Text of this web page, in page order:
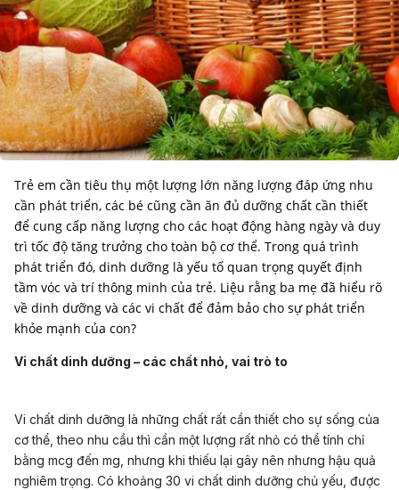
Trẻ em cần tiêu thụ một lượng lớn năng lượng đáp ứng nhu
cần phát triển, các bé cũng cần ăn đủ dưỡng chất cần thiết
để cung cấp năng lượng cho các hoạt động hàng ngày và duy
trì tốc độ tăng trưởng cho toàn bộ cơ thể. Trong quá trình
phát triển đó, dinh dưỡng là yếu tố quan trọng quyết định
tầm vóc và trí thông minh của trẻ. Liệu rằng ba mẹ đã hiểu rõ
về dinh dưỡng và các vi chất để đảm bảo cho sự phát triển
khỏe mạnh của con?
Vi chất dinh dưỡng – các chất nhỏ, vai trò to
Vi chất dinh dưỡng là những chất rất cần thiết cho sự sống của
cơ thể, theo nhu cầu thì cần một lượng rất nhỏ có thể tính chỉ
bằng mcg đến mg, nhưng khi thiếu lại gây nên nhưng hậu quả
nghiêm trọng. Có khoảng 30 vi chất dinh dưỡng chủ yếu, được